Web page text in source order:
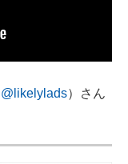
@likelylads）さん